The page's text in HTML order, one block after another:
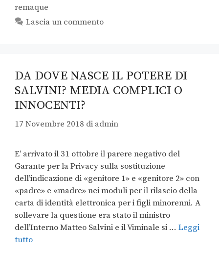
remaque
Lascia un commento
DA DOVE NASCE IL POTERE DI
SALVINI? MEDIA COMPLICI O
INNOCENTI?
17 Novembre 2018 di admin
E’ arrivato il 31 ottobre il parere negativo del
Garante per la Privacy sulla sostituzione
dell’indicazione di «genitore 1» e «genitore 2» con
«padre» e «madre» nei moduli per il rilascio della
carta di identità elettronica per i figli minorenni. A
sollevare la questione era stato il ministro
dell’Interno Matteo Salvini e il Viminale si … Leggi
tutto